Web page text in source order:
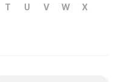
T U V W
X